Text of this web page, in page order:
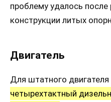
проблему удалось после
конструкции литых
Двигатель
Для штатного двигателя
четырехтактный